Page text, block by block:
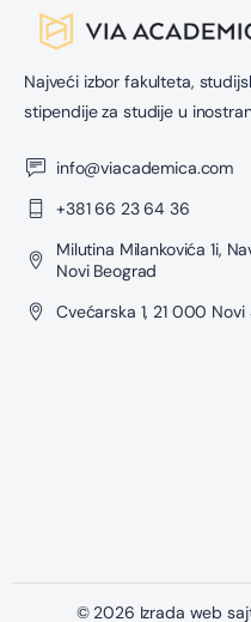
Najveći izbor fakulteta,
stipendije za studije u
info@viacademica.com
+381 66 23 64 36
Milutina Milankovića 1i,
Novi Beograd
Cvećarska 1, 21 000 Novi
© 2026 Izrada web